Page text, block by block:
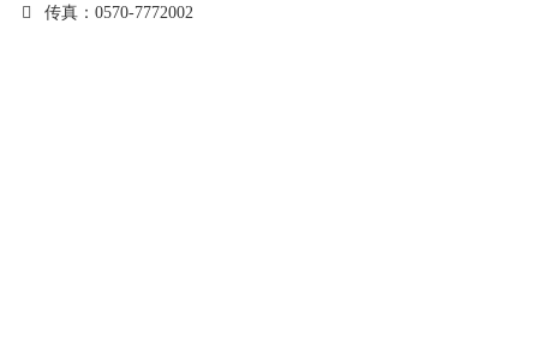
传真：0570-7772002